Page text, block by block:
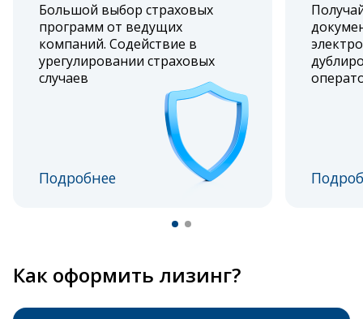
Большой выбор страховых
программ от ведущих
компаний. Содействие в
урегулировании страховых
случаев
Подробнее
Как оформить лизинг?